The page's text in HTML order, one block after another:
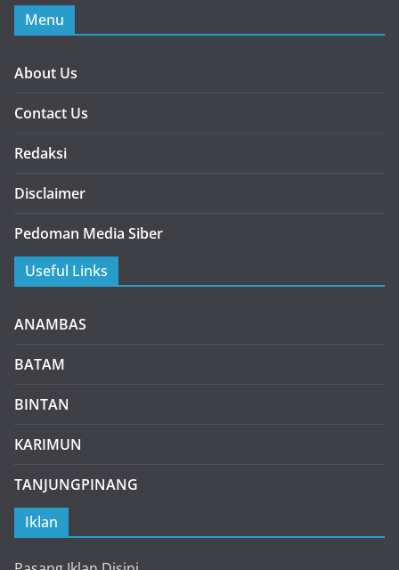
Menu
About Us
Contact Us
Redaksi
Disclaimer
Pedoman Media Siber
Useful Links
ANAMBAS
BATAM
BINTAN
KARIMUN
TANJUNGPINANG
Iklan